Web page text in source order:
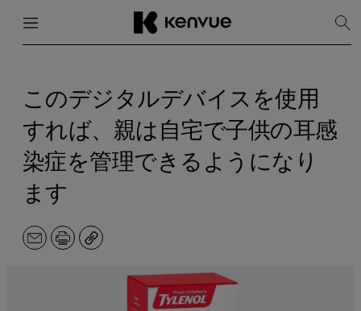
検
索
このデジタルデバイスを使用
すれば、親は自宅で子供の耳感
染症を管理できるようになり
ます
メ
印
コ